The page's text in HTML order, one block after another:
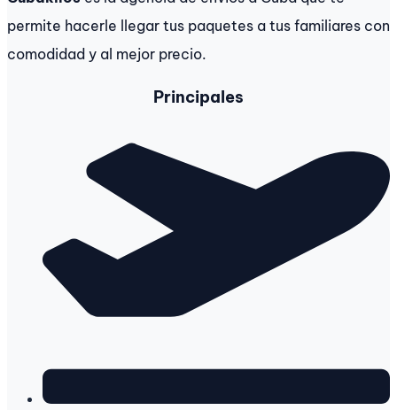
permite hacerle llegar tus paquetes a tus familiares con
comodidad y al mejor precio.
Principales